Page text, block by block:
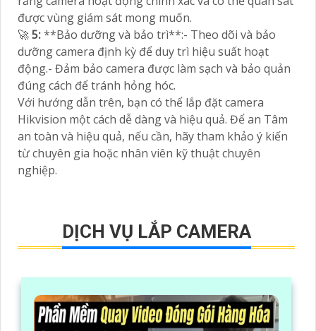
được vùng giám sát mong muốn.
🚀5:**Bảo dưỡng và bảo trì**:- Theo dõi và bảo
dưỡng camera định kỳ để duy trì hiệu suất hoạt
động.- Đảm bảo camera được làm sạch và bảo quản
đúng cách để tránh hỏng hóc.
Với hướng dẫn trên, bạn có thể lắp đặt camera
Hikvision một cách dễ dàng và hiệu quả. Để an Tâm
an toàn và hiệu quả, nếu cần, hãy tham khảo ý kiến
từ chuyên gia hoặc nhân viên kỹ thuật chuyên
nghiệp.
DỊCH VỤ LẮP CAMERA